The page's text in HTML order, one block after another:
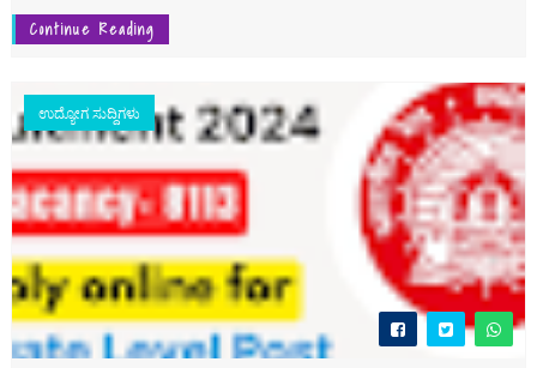
Continue Reading
ಉದ್ಯೋಗ ಸುದ್ದಿಗಳು